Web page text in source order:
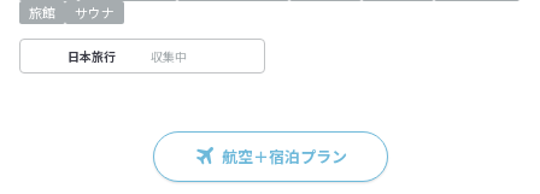
旅館
サウナ
日本旅行 収集中
航空＋宿泊プラン